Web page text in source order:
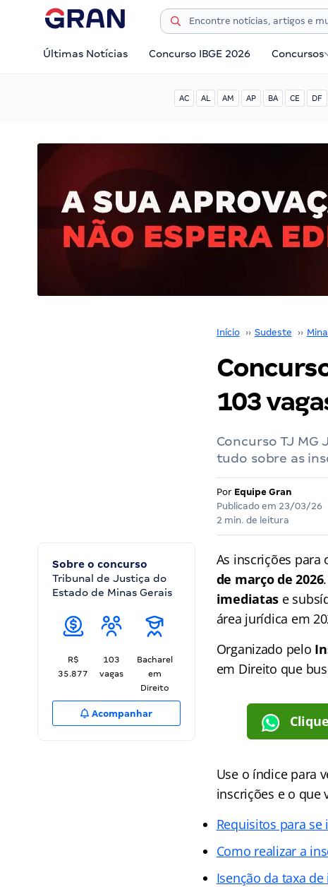
Últimas Notícias Concurso IBGE 2026 Concursos
AC AL AM AP BA CE DF
Início ›› Sudeste ››
103
Concurso TJ
tudo sobre as
Por Equipe Gran
Publicado em 23/03/26
2 min. de leitura
Sobre o concurso
Tribunal de Justiça do
Estado de Minas Gerais
R$
35.877
103
vagas
Bacharel
em
Direito
Acompanhar
As inscrições para
de março de 2026
imediatas e
área jurídica em
Organizado pelo
em Direito que
Use o índice para
inscrições e o que
Requisitos para
Como realizar a
Isenção da taxa